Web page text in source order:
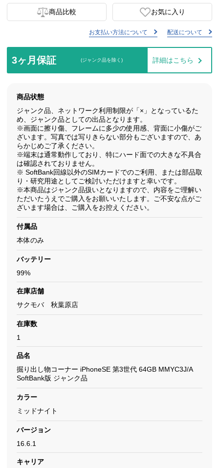
商品比較 お気に入り
お支払い方法について 配送について
3ヶ月保証 (ジャンク品を除く) 詳細はこちら
商品状態
ジャンク品、ネットワーク利用制限が「×」となっているた
め、ジャンク品としての出品となります。
※画面に擦り傷、フレームに多少の使用感、背面に小傷がご
ざいます。写真では写りきらない部分もございますので、あ
らかじめご了承ください。
※端末は通常動作しており、特にハード面での大きな不具合
は確認されておりません。
※ SoftBank回線以外のSIMカードでのご利用、または部品取
り・研究用途としてご検討いただけますと幸いです。
※本商品はジャンク品扱いとなりますので、内容をご理解い
ただいたうえでご購入をお願いいたします。ご不安な点がご
ざいます場合は、ご購入をお控えください。
付属品
本体のみ
バッテリー
99%
在庫店舗
サクモバ 秋葉原店
在庫数
1
品名
掘り出し物コーナー iPhoneSE 第3世代 64GB MMYC3J/A
SoftBank版 ジャンク品
カラー
ミッドナイト
バージョン
16.6.1
キャリア